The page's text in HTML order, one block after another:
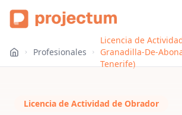
Profesionales
Licencia de
Granadilla-De-
Tenerife)
Licencia de Actividad de Obrador